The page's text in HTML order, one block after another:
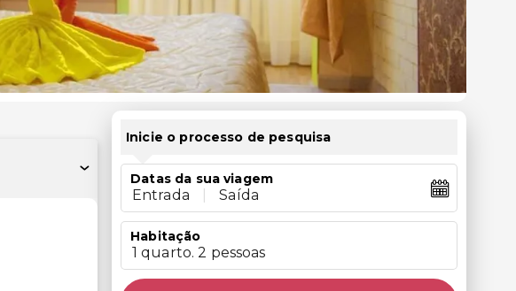
Inicie o processo de pesquisa
Datas da sua viagem
Entrada Saída
Habitação
1 quarto. 2 pessoas